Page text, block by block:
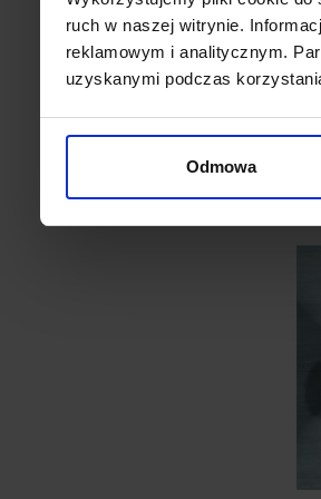
ruch w naszej witrynie.
reklamowym i analitycznym.
uzyskanymi podczas
Odmowa
DOPO
okrągła